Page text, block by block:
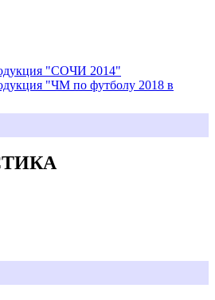
"СОЧИ 2014"
"ЧМ по футболу 2018 в